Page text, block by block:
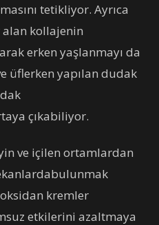
tetikliyor. Ayrıca
kollajenin
erken yaşlanmayı da
üflerken yapılan dudak
çıkabiliyor.
ve içilen ortamlardan
kremler
etkilerini azaltmaya